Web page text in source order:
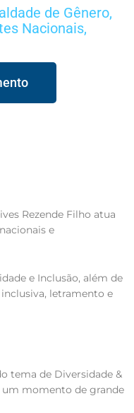
de Gênero,
Nacionais,
Rezende Filho atua
e
e Inclusão, além de
letramento e
tema de Diversidade &
um momento de grande